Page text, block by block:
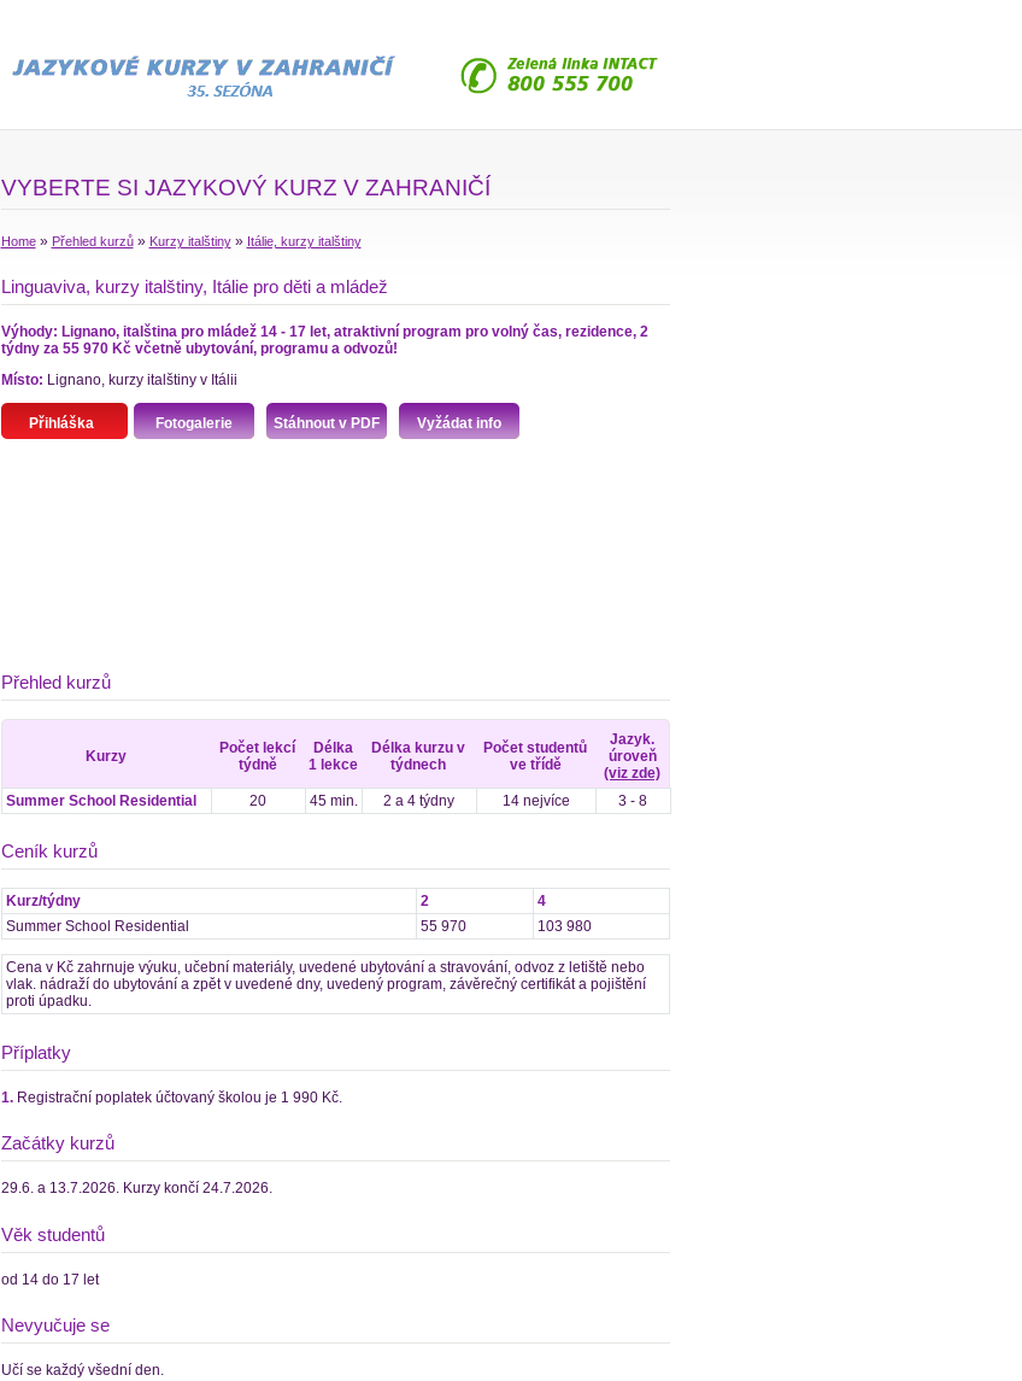
VYBERTE SI JAZYKOVÝ KURZ V ZAHRANIČÍ
Home» Přehled kurzů» Kurzy italštiny» Itálie, kurzy italštiny
Linguaviva, kurzy italštiny, Itálie pro děti a mládež
Výhody: Lignano, italština pro mládež 14 - 17 let, atraktivní program pro volný čas, rezidence, 2
týdny za 55 970 Kč včetně ubytování, programu a odvozů!
Místo: Lignano, kurzy italštiny v Itálii
Přihláška Fotogalerie Stáhnout v PDF Vyžádat info
Přehled kurzů
Kurzy
Počet lekcí
týdně
Délka
1 lekce
Délka kurzu v
týdnech
Počet studentů
ve třídě
Jazyk.
úroveň
(viz zde)
Summer School Residential
20 45 min. 2 a 4 týdny 14 nejvíce 3 - 8
Ceník kurzů
Kurz/týdny 2
4
Summer School Residential
55 970 103 980
Cena v Kč zahrnuje výuku, učební materiály, uvedené ubytování a stravování, odvoz z letiště nebo
vlak. nádraží do ubytování a zpět v uvedené dny, uvedený program, závěrečný certifikát a pojištění
proti úpadku.
Příplatky
1.Registrační poplatek účtovaný školou je 1 990 Kč.
Začátky kurzů
29.6. a 13.7.2026. Kurzy končí 24.7.2026.
Věk studentů
od 14 do 17 let
Nevyučuje se
Učí se každý všední den.